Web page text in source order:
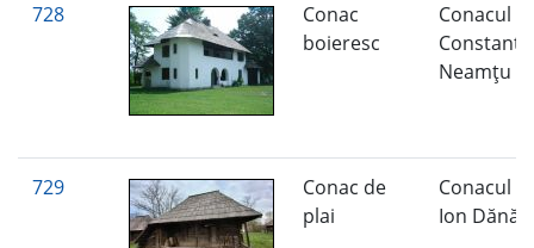
728
Conac
boieresc
Conacul
Neamţu
729
Conac de
plai
Conacul
Ion